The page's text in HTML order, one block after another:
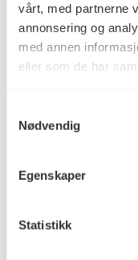
vårt, med partnerne
annonsering og
med annen
eller som de har
Nødvendig
Egenskaper
Statistikk
Postboks 6994
St. Olavs plass
0130 Oslo
22 99 11 99